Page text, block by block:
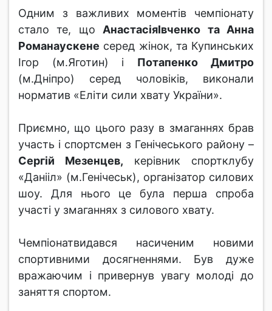
Одним з важливих моментів чемпіонату
стало те, що АнастасіяІвченко та Анна
Романаускене серед жінок, та Купинських
Ігор (м.Яготин) і Потапенко
Дмитро
(м.Дніпро) серед чоловіків, виконали
норматив «Еліти сили хвату України».
Приємно, що цього разу в змаганнях брав
участь і спортсмен з Генічеського району –
Сергій Мезенцев, керівник спортклубу
«Данііл» (м.Генічеськ), організатор силових
шоу. Для нього це була перша спроба
участі у змаганнях з силового хвату.
Чемпіонатвидався насиченим новими
спортивними досягненнями. Був дуже
вражаючим і привернув увагу молоді до
заняття спортом.